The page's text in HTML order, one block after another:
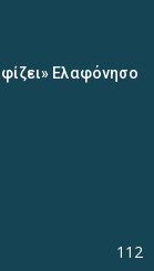
Ελαφόνησο
112